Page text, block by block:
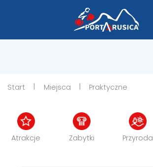
Start | Miejsca | Praktyczne
Atrakcje Zabytki Przyroda